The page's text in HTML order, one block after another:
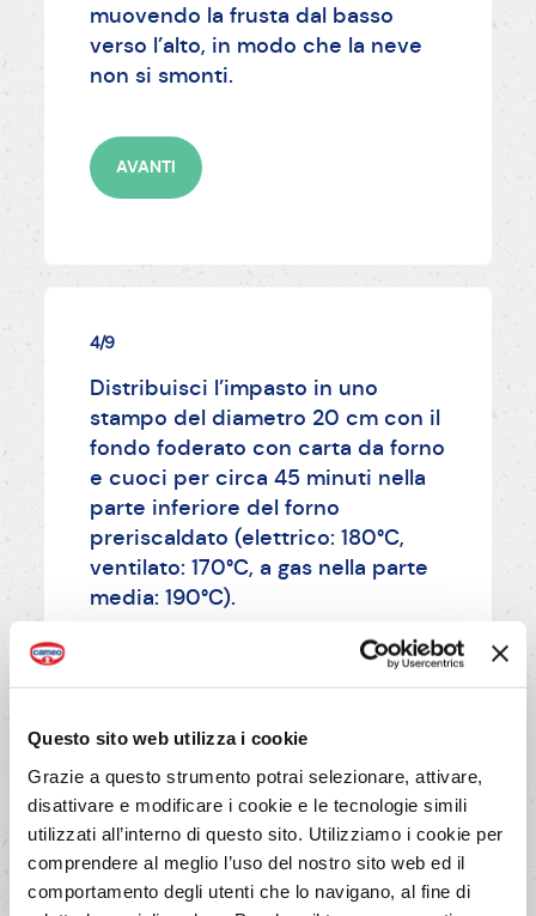
Questo sito web utilizza i cookie
Grazie a questo strumento potrai selezionare, attivare,
disattivare e modificare i cookie e le tecnologie simili
utilizzati all’interno di questo sito. Utilizziamo i cookie per
comprendere al meglio l’uso del nostro sito web ed il
comportamento degli utenti che lo navigano, al fine di
muovendo la frusta dal basso
verso l’alto, in modo che la neve
non si smonti.
AVANTI
4/9
Distribuisci l’impasto in uno
stampo del diametro 20 cm con il
fondo foderato con carta da forno
e cuoci per circa 45 minuti nella
parte inferiore del forno
preriscaldato (elettrico: 180°C,
ventilato: 170°C, a gas nella parte
media: 190°C).
AVANTI